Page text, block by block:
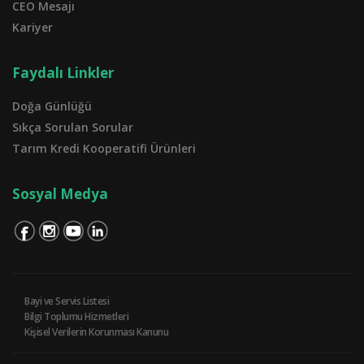
CEO Mesajı
Kariyer
Faydalı Linkler
Doğa Günlüğü
Sıkça Sorulan Sorular
Tarım Kredi Kooperatifi Ürünleri
Sosyal Medya
Bayi ve Servis Listesi
Bilgi Toplumu Hizmetleri
Kişisel Verilerin Korunması Kanunu